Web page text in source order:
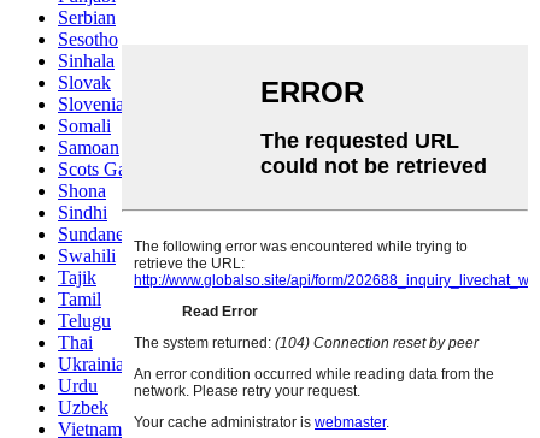
Serbian
Sesotho
Sinhala
Slovak
Slovenian
Somali
Samoan
Scots Gaelic
Shona
Sindhi
Sundanese
Swahili
Tajik
Tamil
Telugu
Thai
Ukrainian
Urdu
Uzbek
Vietnamese